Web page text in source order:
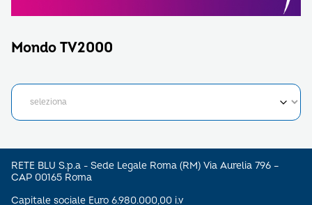
Mondo TV2000
RETE BLU S.p.a - Sede Legale Roma (RM) Via Aurelia 796 –
CAP 00165 Roma
Capitale sociale Euro 6.980.000,00 i.v